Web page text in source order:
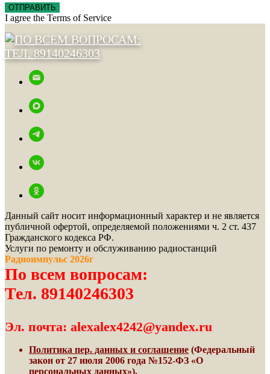
ОТПРАВИТЬ
I agree the Terms of Service
Данный сайт носит информационный характер и не является
публичной офертой, определяемой положениями ч. 2 ст. 437
Гражданского кодекса РФ.
Услуги по ремонту и обслуживанию радиостанций
Радиоимпульс 2026г
По всем вопросам:
Тел. 89140246303
Эл. почта: alexalex4242@yandex.ru
Политика пер. данных и соглашение (Федеральный
закон от 27 июля 2006 года №152-ФЗ «О
персональных данных»).